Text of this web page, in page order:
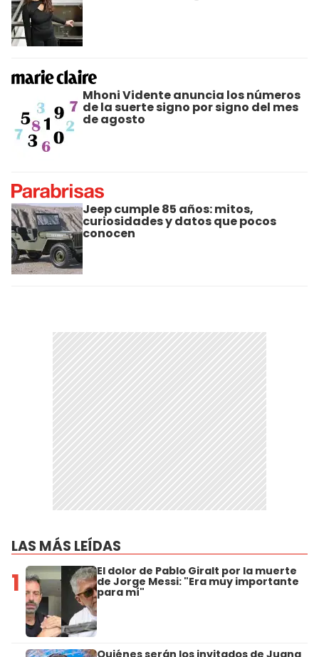
Mhoni Vidente anuncia los números
de la suerte signo por signo del mes
de agosto
Jeep cumple 85 años: mitos,
curiosidades y datos que pocos
conocen
LAS MÁS LEÍDAS
1 El dolor de Pablo Giralt por la muerte
de Jorge Messi: "Era muy importante
para mí"